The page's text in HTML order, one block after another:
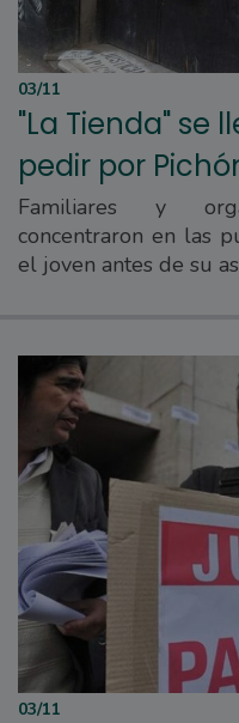
03/11
"La Tienda" se
pedir por
Familiares y
concentraron en las
el joven antes de su
03/11